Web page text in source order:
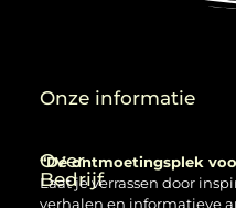
Over
Bedrijf
“Dé ontmoetingsplek
Laat je verrassen door
verhalen en informatieve
Onze informatie